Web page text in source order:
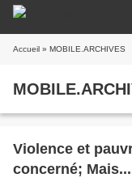
Accueil » MOBILE.ARCHIVES
Violence et
concerné; Mais...